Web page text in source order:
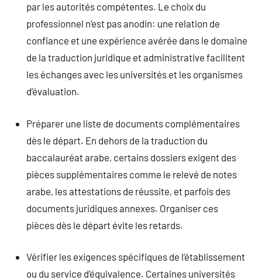
par les autorités compétentes. Le choix du
professionnel n’est pas anodin: une relation de
confiance et une expérience avérée dans le domaine
de la traduction juridique et administrative facilitent
les échanges avec les universités et les organismes
d’évaluation.
Préparer une liste de documents complémentaires
dès le départ. En dehors de la traduction du
baccalauréat arabe, certains dossiers exigent des
pièces supplémentaires comme le relevé de notes
arabe, les attestations de réussite, et parfois des
documents juridiques annexes. Organiser ces
pièces dès le départ évite les retards.
Vérifier les exigences spécifiques de l’établissement
ou du service d’équivalence. Certaines universités